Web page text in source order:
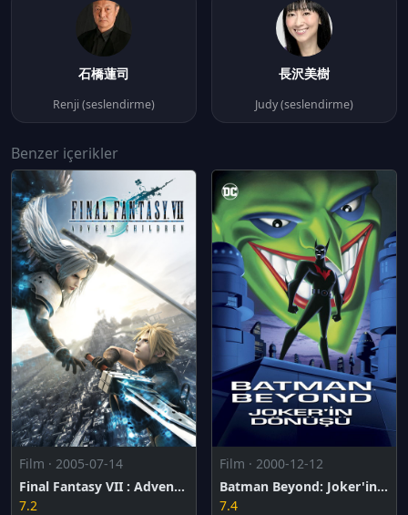
石橋蓮司
Renji (seslendirme)
長沢美樹
Judy (seslendirme)
Benzer içerikler
Film · 2005-07-14
Final Fantasy VII : Advent Çocukları
7.2
Film · 2000-12-12
Batman Beyond: Joker'in Dönüşü
7.4